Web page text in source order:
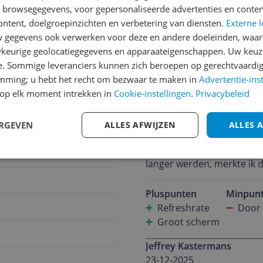
Reviews
BansieProductions
29-12-2025
Sinds ik de AOC U32G4U
volwaardige werkplek
Full HD-monitoren. Dat
langer werden, merkte ik
deze monitor is dat
vermoeide ogen te
ook kan gamen. Mijn PS5 stond aangesloten op de tv in de woonkamer, bedoeld
daar steeds vaker tegen
Pluspunten
Refreshrate
Groot scherm
Door
Jeffrey Kastermans
23-12-2025
voor gepersonaliseerde advertenties en
doelgroepinzichten en verbetering van diensten. Externe
gegevens ook verwerken voor deze en andere doeleinden,
geolocatiegegevens en apparaateigenschappen. Uw
Sommige leveranciers kunnen zich beroepen op
u hebt het recht om bezwaar te maken in Advertentie-
elk moment intrekken in Cookie-instellingen. Privacybeleid
ALLES
ALLES AFWIJZEN